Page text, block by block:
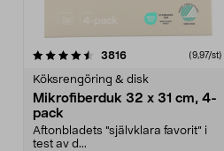
3816recensioner (9,97/st)
Köksrengöring & disk
Mikrofiberduk 32 x 31 cm, 4-
pack
Aftonbladets "självklara favorit” i
test av d...
4.0av 5 stjärnor